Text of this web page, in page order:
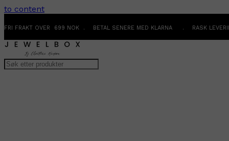
to content
FRI FRAKT OVER 699 NOK . BETAL SENERE MED KLARNA . RASK